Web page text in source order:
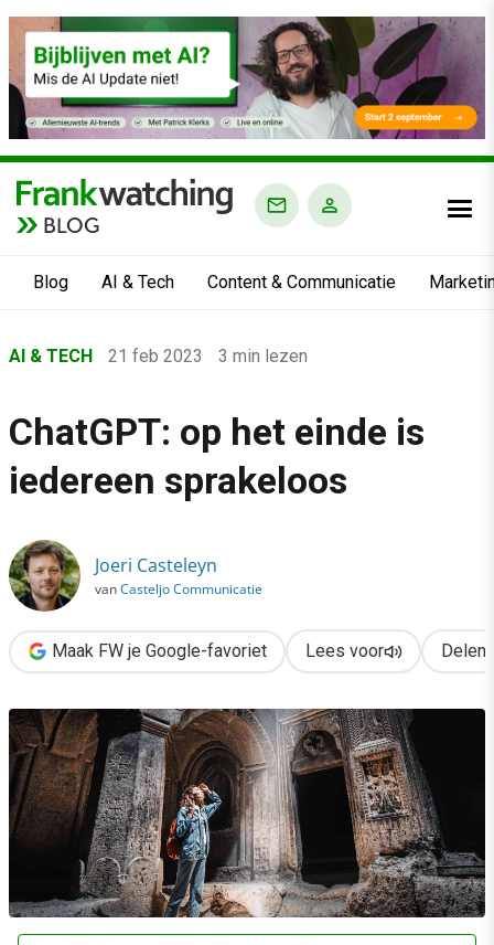
BLOG
Blog AI & Tech Content & Communicatie
›
›
AI & Tech
ChatGPT: op het einde is iedereen sprakeloos
AI & TECH 21 feb 2023 3 min lezen
ChatGPT: op het einde is
iedereen sprakeloos
Joeri Casteleyn
vanCasteljo Communicatie
Maak FW je Google-favoriet Lees voor Delen